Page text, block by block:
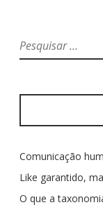
P
e
q
i
a
r
p
Comunicação
Like garantido,
O que a